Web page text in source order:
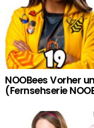
NOOBees Vorher
(Fernsehserie